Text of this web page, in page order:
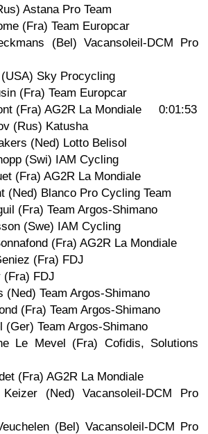
Astana Pro Team
(Fra) Team Europcar
(Bel) Vacansoleil-DCM Pro
Sky Procycling
(Fra) Team Europcar
(Fra) AG2R La Mondiale 0:01:53
(Rus) Katusha
(Ned) Lotto Belisol
(Swi) IAM Cycling
(Fra) AG2R La Mondiale
Blanco Pro Cycling Team
(Fra) Team Argos-Shimano
(Swe) IAM Cycling
(Fra) AG2R La Mondiale
(Fra) FDJ
FDJ
Team Argos-Shimano
(Fra) Team Argos-Shimano
Team Argos-Shimano
Mevel (Fra) Cofidis, Solutions
(Fra) AG2R La Mondiale
(Ned) Vacansoleil-DCM Pro
(Bel) Vacansoleil-DCM Pro